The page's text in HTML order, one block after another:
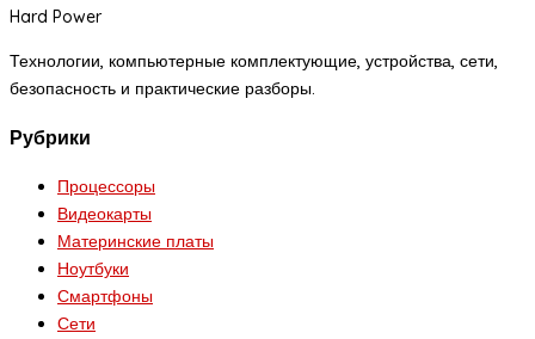
Hard Power
Технологии, компьютерные комплектующие, устройства, сети,
безопасность и практические разборы.
Рубрики
Процессоры
Видеокарты
Материнские платы
Ноутбуки
Смартфоны
Сети